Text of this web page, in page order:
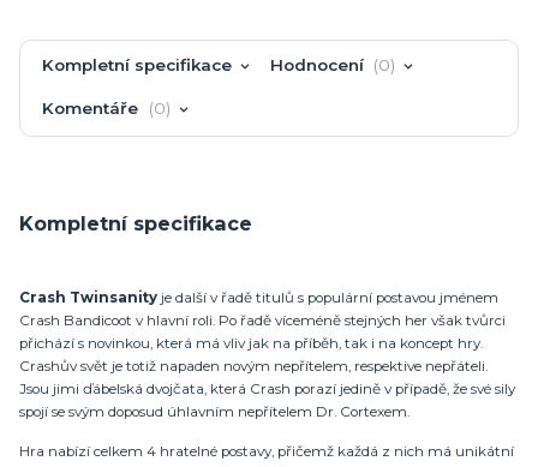
Kompletní specifikace Hodnocení 0
Komentáře 0
Kompletní specifikace
Crash Twinsanity je další v řadě titulů s populární postavou jménem
Crash Bandicoot v hlavní roli. Po řadě víceméně stejných her však tvůrci
přichází s novinkou, která má vliv jak na příběh, tak i na koncept hry.
Crashův svět je totiž napaden novým nepřítelem, respektive nepřáteli.
Jsou jimi ďábelská dvojčata, která Crash porazí jedině v případě, že své sily
spojí se svým doposud úhlavním nepřítelem Dr. Cortexem.
Hra nabízí celkem 4 hratelné postavy, přičemž každá z nich má unikátní